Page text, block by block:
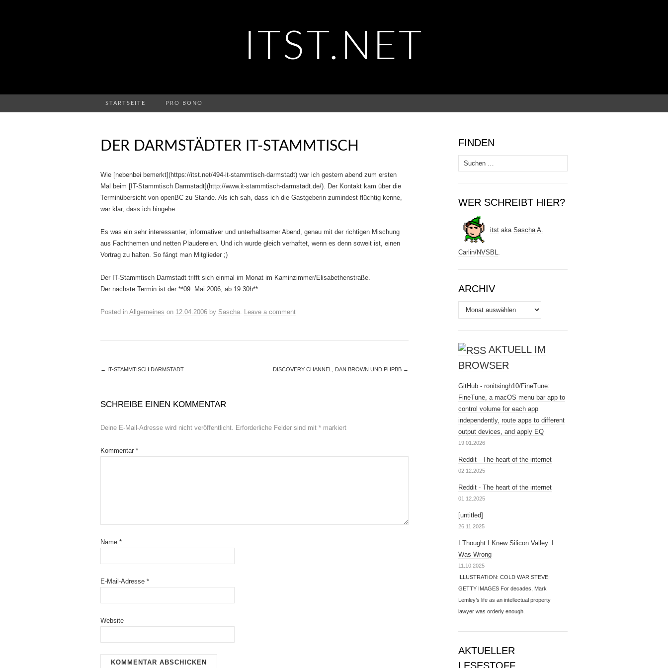
ITST.NET
STARTSEITE PRO BONO
nach:
DER DARMSTÄDTER IT-STAMMTISCH
Wie [nebenbei bemerkt](https://itst.net/494-it-stammtisch-darmstadt) war ich gestern abend zum ersten
Mal beim [IT-Stammtisch Darmstadt](http://www.it-stammtisch-darmstadt.de/). Der Kontakt kam über die
Terminübersicht von openBC zu Stande. Als ich sah, dass ich die Gastgeberin zumindest flüchtig kenne,
war klar, dass ich hingehe.
Es was ein sehr interessanter, informativer und unterhaltsamer Abend, genau mit der richtigen Mischung
aus Fachthemen und netten Plaudereien. Und ich wurde gleich verhaftet, wenn es denn soweit ist, einen
Vortrag zu halten. So fängt man Mitglieder ;)
Der IT-Stammtisch Darmstadt trifft sich einmal im Monat im Kaminzimmer/Elisabethenstraße.
Der nächste Termin ist der **09. Mai 2006, ab 19.30h**
Posted in Allgemeines on 12.04.2006 by Sascha. Leave a comment
← IT-STAMMTISCH DARMSTADT DISCOVERY CHANNEL, DAN BROWN UND PHPBB →
SCHREIBE EINEN KOMMENTAR
Deine E-Mail-Adresse wird nicht veröffentlicht. Erforderliche Felder sind mit * markiert
Kommentar *
Name *
E-Mail-Adresse *
Website
FINDEN
Suchen
nach:
WER SCHREIBT HIER?
itst aka Sascha A.
Carlin/NVSBL.
ARCHIV
Archiv
AKTUELL IM
BROWSER
GitHub - ronitsingh10/FineTune:
FineTune, a macOS menu bar app to
control volume for each app
independently, route apps to different
output devices, and apply EQ
19.01.2026
Reddit - The heart of the internet
02.12.2025
Reddit - The heart of the internet
01.12.2025
[untitled]
26.11.2025
I Thought I Knew Silicon Valley. I
Was Wrong
11.10.2025
ILLUSTRATION: COLD WAR STEVE;
GETTY IMAGES For decades, Mark
Lemley’s life as an intellectual property
lawyer was orderly enough.
AKTUELLER
LESESTOFF